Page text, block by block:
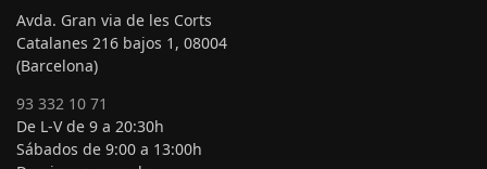
Avda. Gran via de les Corts
Catalanes 216 bajos 1, 08004
(Barcelona)
93 332 10 71
De L-V de 9 a 20:30h
Sábados de 9:00 a 13:00h